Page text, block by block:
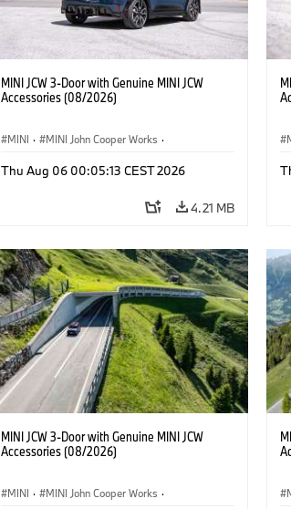
MINI JCW 3-Door with Genuine MINI JCW
Accessories (08/2026)
MINI · MINI John Cooper Works ·
Optional Extras, Accessories
Thu Aug 06 00:05:13 CEST 2026
4.21 MB
MINI JCW 3-Door with Genuine MINI JCW
Accessories (08/2026)
MINI · MINI John Cooper Works ·